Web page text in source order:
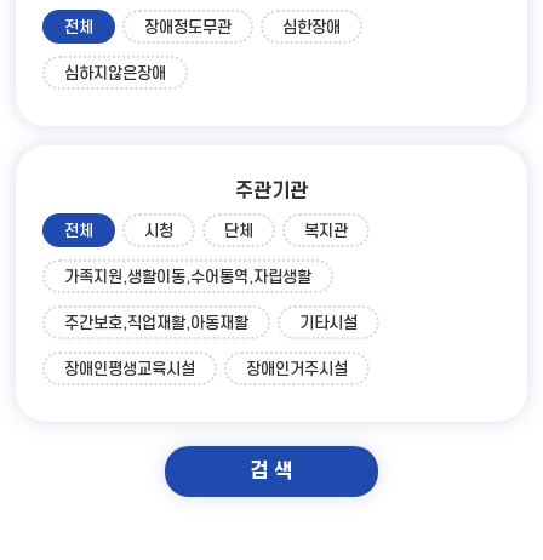
전체 장애정도무관 심한장애
심하지않은장애
주관기관
전체 시청 단체 복지관
가족지원,생활이동,수어통역,자립생활
주간보호,직업재활,아동재활 기타시설
장애인평생교육시설 장애인거주시설
검 색